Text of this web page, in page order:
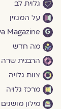
גלוית לב
על המגזין
Magazine
מה חדש
הרבנית
צוות גלויה
מרכז גלויה
מילון מושגים